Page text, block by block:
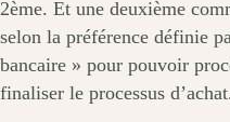
2ème. Et une deuxième
selon la préférence définie
bancaire » pour pouvoir
finaliser le processus